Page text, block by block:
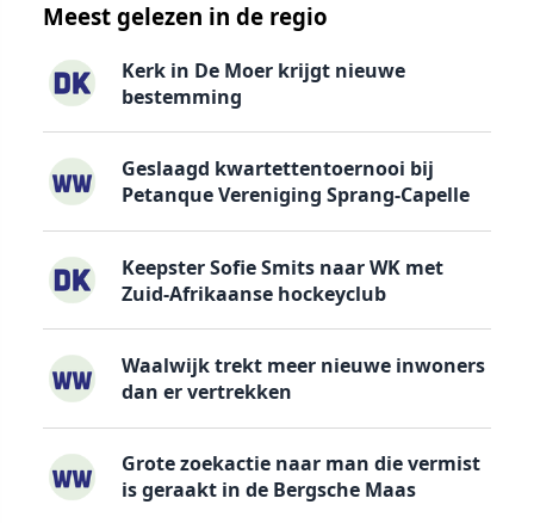
Meest gelezen in de regio
Kerk in De Moer krijgt nieuwe
bestemming
Geslaagd kwartettentoernooi bij
Petanque Vereniging Sprang-Capelle
Keepster Sofie Smits naar WK met
Zuid-Afrikaanse hockeyclub
Waalwijk trekt meer nieuwe inwoners
dan er vertrekken
Grote zoekactie naar man die vermist
is geraakt in de Bergsche Maas